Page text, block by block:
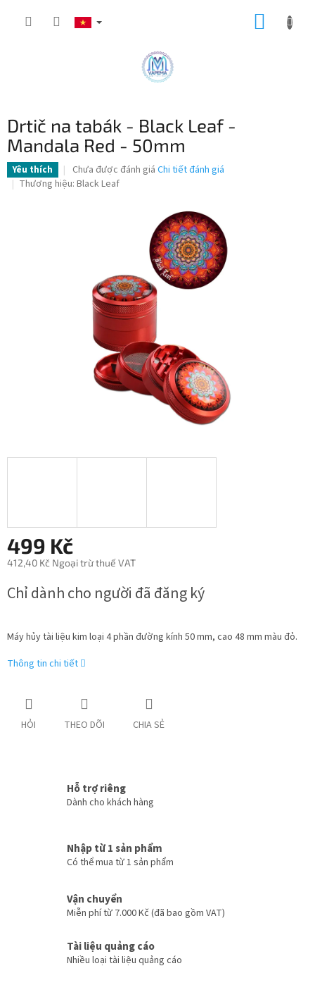
GIỎ
Drtič na tabák - Black Leaf -
Mandala Red - 50mm
Yêu thích
Đánh
giá
Chưa được đánh giá Chi tiết đánh giá
Thương hiệu: Black Leaf
499 Kč
412,40 Kč Ngoại trừ thuế VAT
đo
Chỉ dành cho người đã đăng ký
Máy hủy tài liệu kim loại 4 phần đường kính 50 mm, cao 48 mm màu đỏ.
Thông tin chi tiết
HỎI THEO DÕI CHIA SẺ
Hỗ trợ riêng
Dành cho khách hàng
Nhập từ 1 sản phẩm
Có thể mua từ 1 sản phẩm
Vận chuyển
Miễn phí từ 7.000 Kč (đã bao gồm VAT)
Tài liệu quảng cáo
Nhiều loại tài liệu quảng cáo